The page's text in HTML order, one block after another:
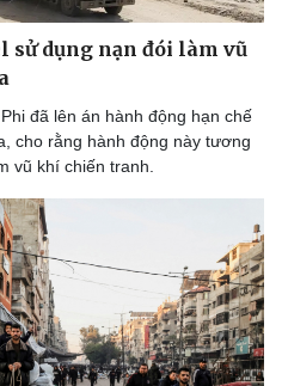
sử dụng nạn đói làm vũ
đã lên án hành động hạn chế
cho rằng hành động này tương
vũ khí chiến tranh.